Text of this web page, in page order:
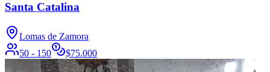
Santa Catalina
Lomas de Zamora
50 - 150
$75.000